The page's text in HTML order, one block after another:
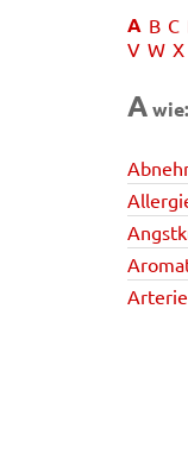
A B C
V W X
Awie: